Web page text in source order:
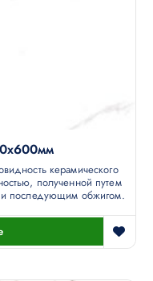
керамического
полученной путем
и последующим обжигом.